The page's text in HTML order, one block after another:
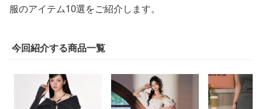
服のアイテム10選をご紹介します。
今回紹介する商品一覧